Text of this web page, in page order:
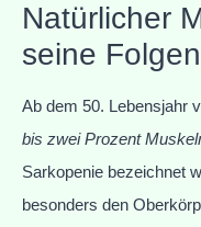
Natürlicher
seine Folgen
Ab dem 50. Lebensjahr
bis zwei Prozent
Sarkopenie bezeichnet
besonders den